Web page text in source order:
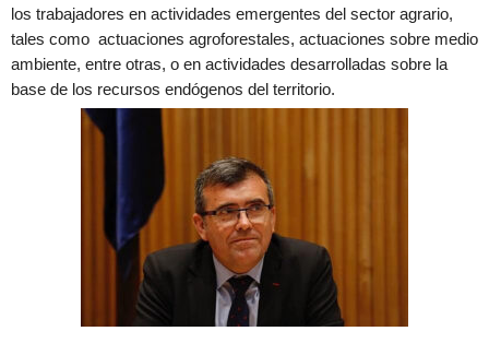
los trabajadores en actividades emergentes del sector agrario,
tales como actuaciones agroforestales, actuaciones sobre medio
ambiente, entre otras, o en actividades desarrolladas sobre la
base de los recursos endógenos del territorio.